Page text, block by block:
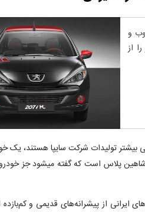
و
از
بیشتر تولیدات شرکت سایپا هستند، یک
شاهین پلاس است که گفته میشود جز
از پیشرانه‌های قدیمی و کم‌بازده